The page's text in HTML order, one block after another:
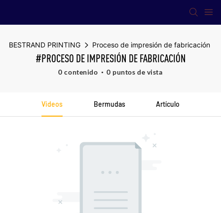
BESTRAND PRINTING Proceso de impresión de fabricación
#PROCESO DE IMPRESIÓN DE FABRICACIÓN
0 contenido 0 puntos de vista
Videos Bermudas Artículo